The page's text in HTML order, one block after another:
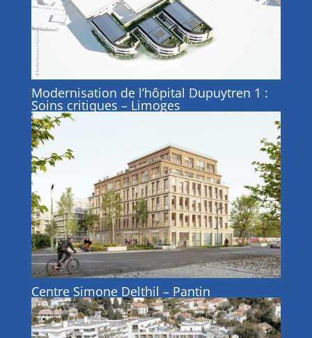
Modernisation de l’hôpital Dupuytren 1 :
Soins critiques – Limoges
Centre Simone Delthil – Pantin